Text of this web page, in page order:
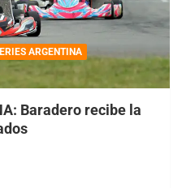
ARGENTINA
Baradero recibe la